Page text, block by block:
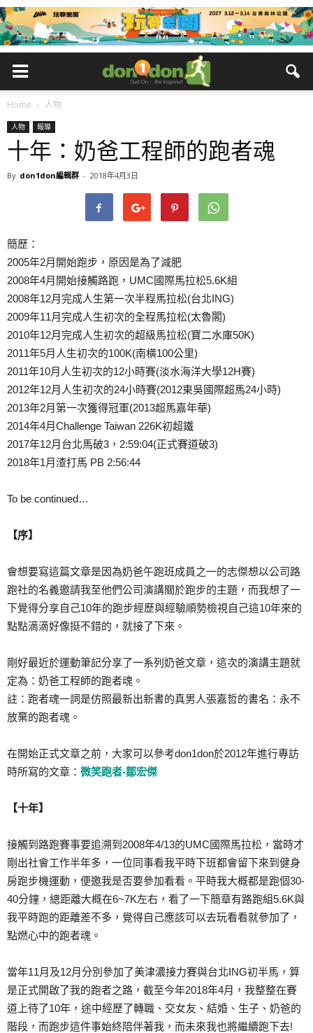
Home 人物
人物 報導
十年：奶爸工程師的跑者魂
By don1don編輯群 - 2018年4月3日
簡歷：
2005年2月開始跑步，原因是為了減肥
2008年4月開始接觸路跑，UMC國際馬拉松5.6K組
2008年12月完成人生第一次半程馬拉松(台北ING)
2009年11月完成人生初次的全程馬拉松(太魯閣)
2010年12月完成人生初次的超級馬拉松(寶二水庫50K)
2011年5月人生初次的100K(南橫100公里)
2011年10月人生初次的12小時賽(淡水海洋大學12H賽)
2012年12月人生初次的24小時賽(2012東吳國際超馬24小時)
2013年2月第一次獲得冠軍(2013超馬嘉年華)
2014年4月Challenge Taiwan 226K初超鐵
2017年12月台北馬破3，2:59:04(正式賽道破3)
2018年1月渣打馬 PB 2:56:44
To be continued…
【序】
會想要寫這篇文章是因為奶爸午跑班成員之一的志傑想以公司路
跑社的名義邀請我至他們公司演講關於跑步的主題，而我想了一
下覺得分享自己10年的跑步經歷與經驗順勢檢視自己這10年來的
點點滴滴好像挺不錯的，就接了下來。
剛好最近於運動筆記分享了一系列奶爸文章，這次的演講主題就
定為：奶爸工程師的跑者魂。
註：跑者魂一詞是仿照最新出新書的真男人張嘉哲的書名：永不
放棄的跑者魂。
在開始正式文章之前，大家可以參考don1don於2012年進行專訪
時所寫的文章： 微笑跑者-鄒宏傑
【十年】
接觸到路跑賽事要追溯到2008年4/13的UMC國際馬拉松，當時才
剛出社會工作半年多，一位同事看我平時下班都會留下來到健身
房跑步機運動，便邀我是否要參加看看。平時我大概都是跑個30-
40分鐘，總距離大概在6~7K左右，看了一下簡章有路跑組5.6K與
我平時跑的距離差不多，覺得自己應該可以去玩看看就參加了，
點燃心中的跑者魂。
當年11月及12月分別參加了美津濃接力賽與台北ING初半馬，算
是正式開啟了我的跑者之路，截至今年2018年4月，我整整在賽
道上待了10年，途中經歷了轉職、交女友、結婚、生子、奶爸的
階段，而跑步這件事始終陪伴著我，而未來我也將繼續跑下去!